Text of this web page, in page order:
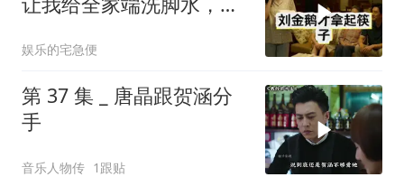
个电话
娱乐的宅急便
第 37 集 _ 唐晶跟贺涵分
手
音乐人物传 1跟贴